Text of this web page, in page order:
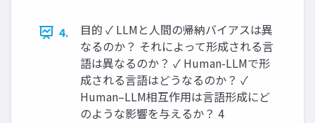
4.
目的 ✓ LLMと人間の帰納バイアスは異
なるのか？ それによって形成される言
語は異なるのか？ ✓ Human-LLMで形
成される言語はどうなるのか？ ✓
Human–LLM相互作用は言語形成にど
のような影響を与えるか？ 4